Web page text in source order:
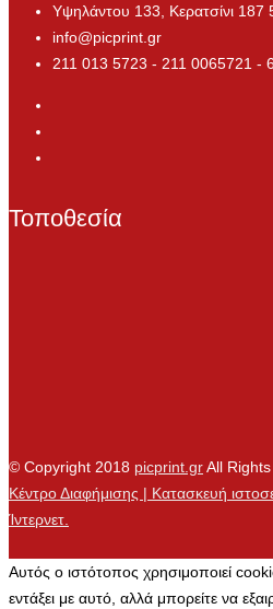
Υψηλάντου 133, Κερατσίνι 187
info@picprint.gr
211 013 5723 - 211 0065721 -
Τοποθεσία
© Copyright 2018 picprint.grAll Rights
Κέντρο Διαφήμισης | Κατασκευή
Ίντερνετ.
Αυτός ο ιστότοπος χρησιμοποιεί
εντάξει με αυτό, αλλά μπορείτε να